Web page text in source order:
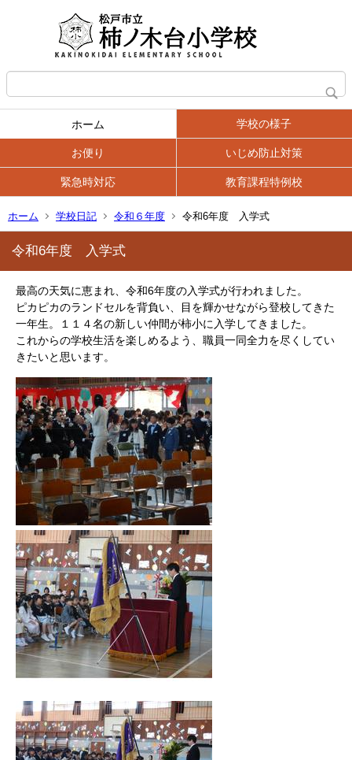
ホーム 学校の様子
お便り いじめ防止対策
緊急時対応 教育課程特例校
ホーム 学校日記 令和６年度 令和6年度 入学式
令和6年度 入学式
最高の天気に恵まれ、令和6年度の入学式が行われました。
ピカピカのランドセルを背負い、目を輝かせながら登校してきた
一年生。１１４名の新しい仲間が柿小に入学してきました。
これからの学校生活を楽しめるよう、職員一同全力を尽くしてい
きたいと思います。